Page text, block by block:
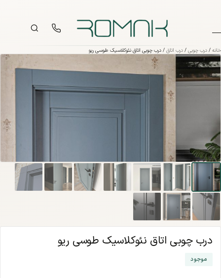
خانه / درب چوبی / درب اتاق / درب چوبی اتاق نئوکلاسیک طوسی ریو
درب چوبی اتاق نئوکلاسیک طوسی ریو
موجود